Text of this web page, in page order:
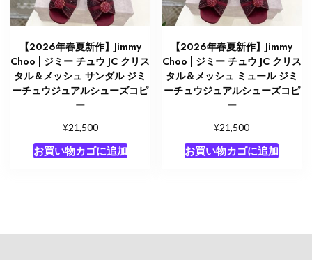
【2026年春夏新作】Jimmy
Choo | ジミー チュウ JC クリス
タル＆メッシュ サンダル ジミ
ーチュウジュアルシューズコピ
ー
¥21,500
お買い物カゴに追加
【2026年春夏新作】Jimmy
Choo | ジミー チュウ JC クリス
タル＆メッシュ ミュール ジミ
ーチュウジュアルシューズコピ
ー
¥21,500
お買い物カゴに追加